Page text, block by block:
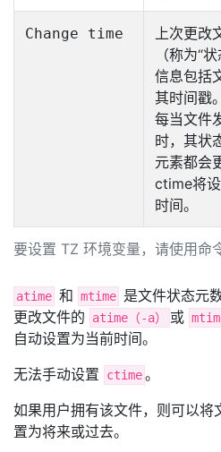
要设置 TZ 环境变量，请使用命
Change time
上次更改
（称为“
信息包括
其时间戳。
每当文件
时，其状
元素都会
ctime将
时间。
atime 和 mtime 是文件状态元
更改文件的
atime（-a） 或
自动设置为当前时间。
无法手动设置
ctime。
如果用户拥有该文件，则可以将
置为将来或过去。